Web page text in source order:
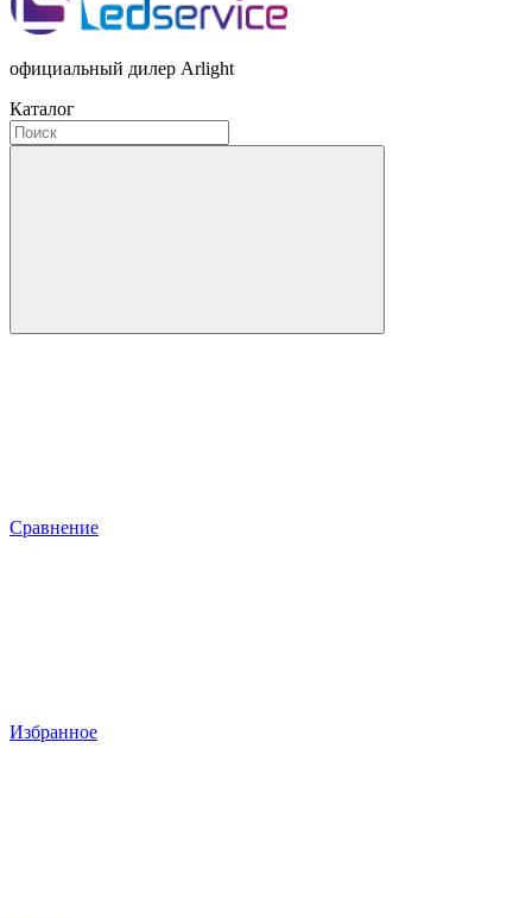
официальный дилер Arlight
Каталог
Сравнение
Избранное